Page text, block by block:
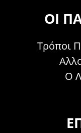
ΟΙ
Τρόποι
Ο